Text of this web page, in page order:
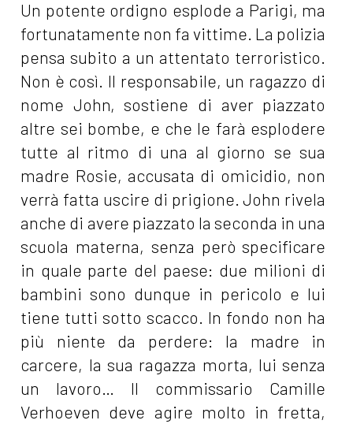
Un potente ordigno esplode a Parigi, ma
fortunatamente non fa vittime. La polizia
pensa subito a un attentato terroristico.
Non è così. Il responsabile, un ragazzo di
nome John, sostiene di aver piazzato
altre sei bombe, e che le farà esplodere
tutte al ritmo di una al giorno se sua
madre Rosie, accusata di omicidio, non
verrà fatta uscire di prigione. John rivela
anche di avere piazzato la seconda in una
scuola materna, senza però specificare
in quale parte del paese: due milioni di
bambini sono dunque in pericolo e lui
tiene tutti sotto scacco. In fondo non ha
più niente da perdere: la madre in
carcere, la sua ragazza morta, lui senza
un lavoro… Il commissario Camille
Verhoeven deve agire molto in fretta,